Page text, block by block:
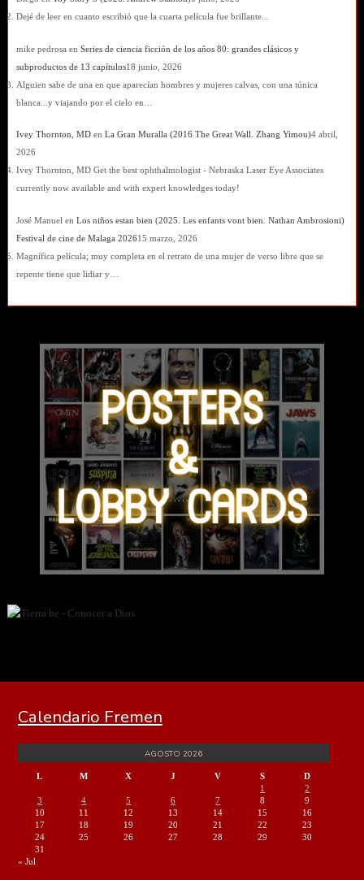
Dejé de leer en cuanto escribió que la cuarta película fue brillante...
mike pedrosa en Series de ciencia ficción de los años 80: grandes clásicos y
subproductos de 13 capítulos18 junio, 2026
Alguien sabe de una en que aparecían hombres y mujeres calvas, con una túnica
blanca...y viajando por el cielo en…
Ivey Thornton, MDen La Gran Muralla (2016 The Great Wall. Zhang Yimou)4 abril,
2026
Ivey Thornton, MD Get the best ophthalmologist - Nebraska Laser Eye Associates
currently now available and with expert knowledges today!
José Manuel en Los niños estan bien (2025. Les enfants vont bien. Nathan Ambrosioni)
Festival de cine de Malaga 202615 marzo, 2026
Magnífica película; muy completa en el retrato de una mujer de verso libre que se
repente tiene que lidiar y…
Calendario Fremen
AGOSTO 2026
L M X J V S
D
1
2
3
4 5 6 7 8
9
10
11 12 13 14 15
16
17
18 19 20 21 22
23
24
25 26 27 28 29
30
31
« Jul